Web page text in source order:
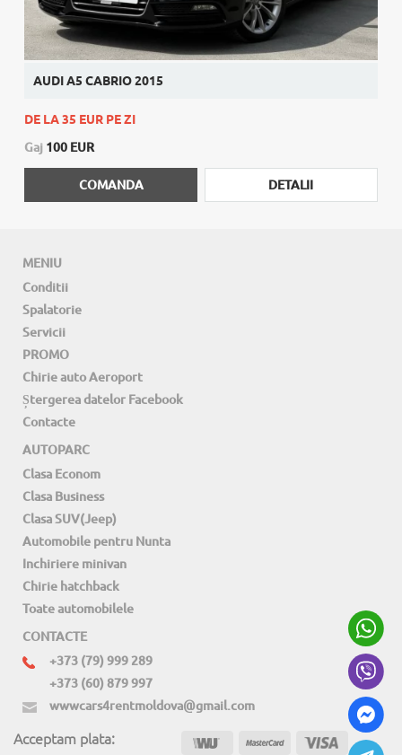
AUDI A5 CABRIO 2015
DE LA 35 EUR PE ZI
Gaj 100 EUR
COMANDA DETALII
MENIU
Conditii
Spalatorie
Servicii
PROMO
Chirie auto Aeroport
Ștergerea datelor Facebook
Contacte
AUTOPARC
Clasa Econom
Clasa Business
Clasa SUV(Jeep)
Automobile pentru Nunta
Inchiriere minivan
Chirie hatchback
Toate automobilele
CONTACTE
+373 (79) 999 289
+373 (60) 879 997
wwwcars4rentmoldova@gmail.com
Acceptam plata: